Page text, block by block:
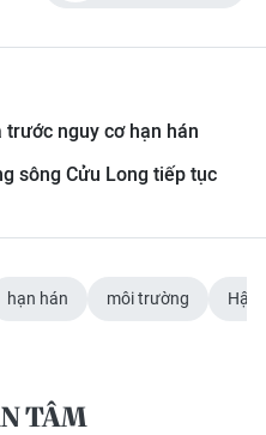
nguy cơ hạn hán
sông Cửu Long tiếp tục
hạn hán môi trường Hậu
TÂM